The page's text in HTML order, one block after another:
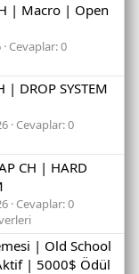
| Macro | Open
Cevaplar: 0
| DROP SYSTEM
Cevaplar: 0
CH | HARD
Cevaplar: 0
| Old School
| 5000$ Ödül